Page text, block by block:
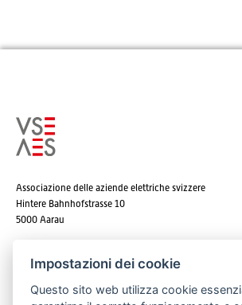
Associazione delle aziende elettriche svizzere
Hintere Bahnhofstrasse 10
5000 Aarau
E-mail: info@strom.ch
Impostazioni dei cookie
Questo sito web utilizza cookie